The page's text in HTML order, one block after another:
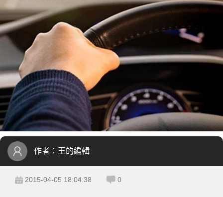
作者： 王的編輯
2015-04-05 18:04:38 0